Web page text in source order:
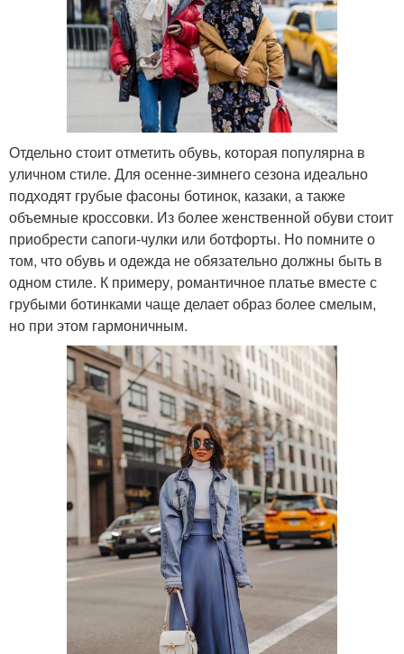
Отдельно стоит отметить обувь, которая популярна в
уличном стиле. Для осенне-зимнего сезона идеально
подходят грубые фасоны ботинок, казаки, а также
объемные кроссовки. Из более женственной обуви стоит
приобрести сапоги-чулки или ботфорты. Но помните о
том, что обувь и одежда не обязательно должны быть в
одном стиле. К примеру, романтичное платье вместе с
грубыми ботинками чаще делает образ более смелым,
но при этом гармоничным.